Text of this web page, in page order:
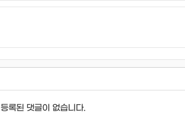
등록된 댓글이 없습니다.